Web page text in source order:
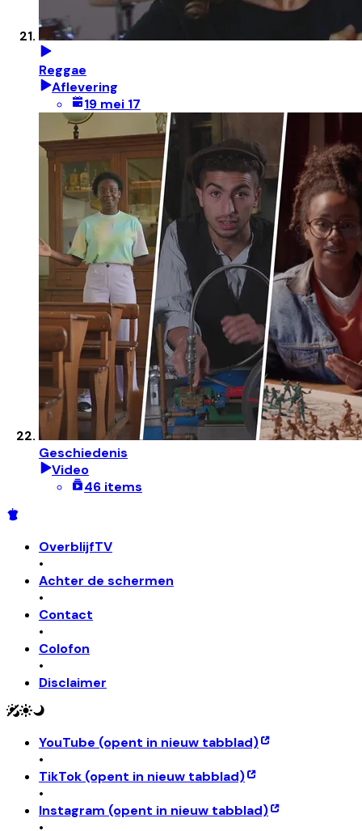
Reggae
Aflevering
19 mei 17
Geschiedenis
Video
46 items
OverblijfTV
•
Achter de schermen
•
Contact
•
Colofon
•
Disclaimer
YouTube (opent in nieuw tabblad)
•
TikTok (opent in nieuw tabblad)
•
Instagram (opent in nieuw tabblad)
•